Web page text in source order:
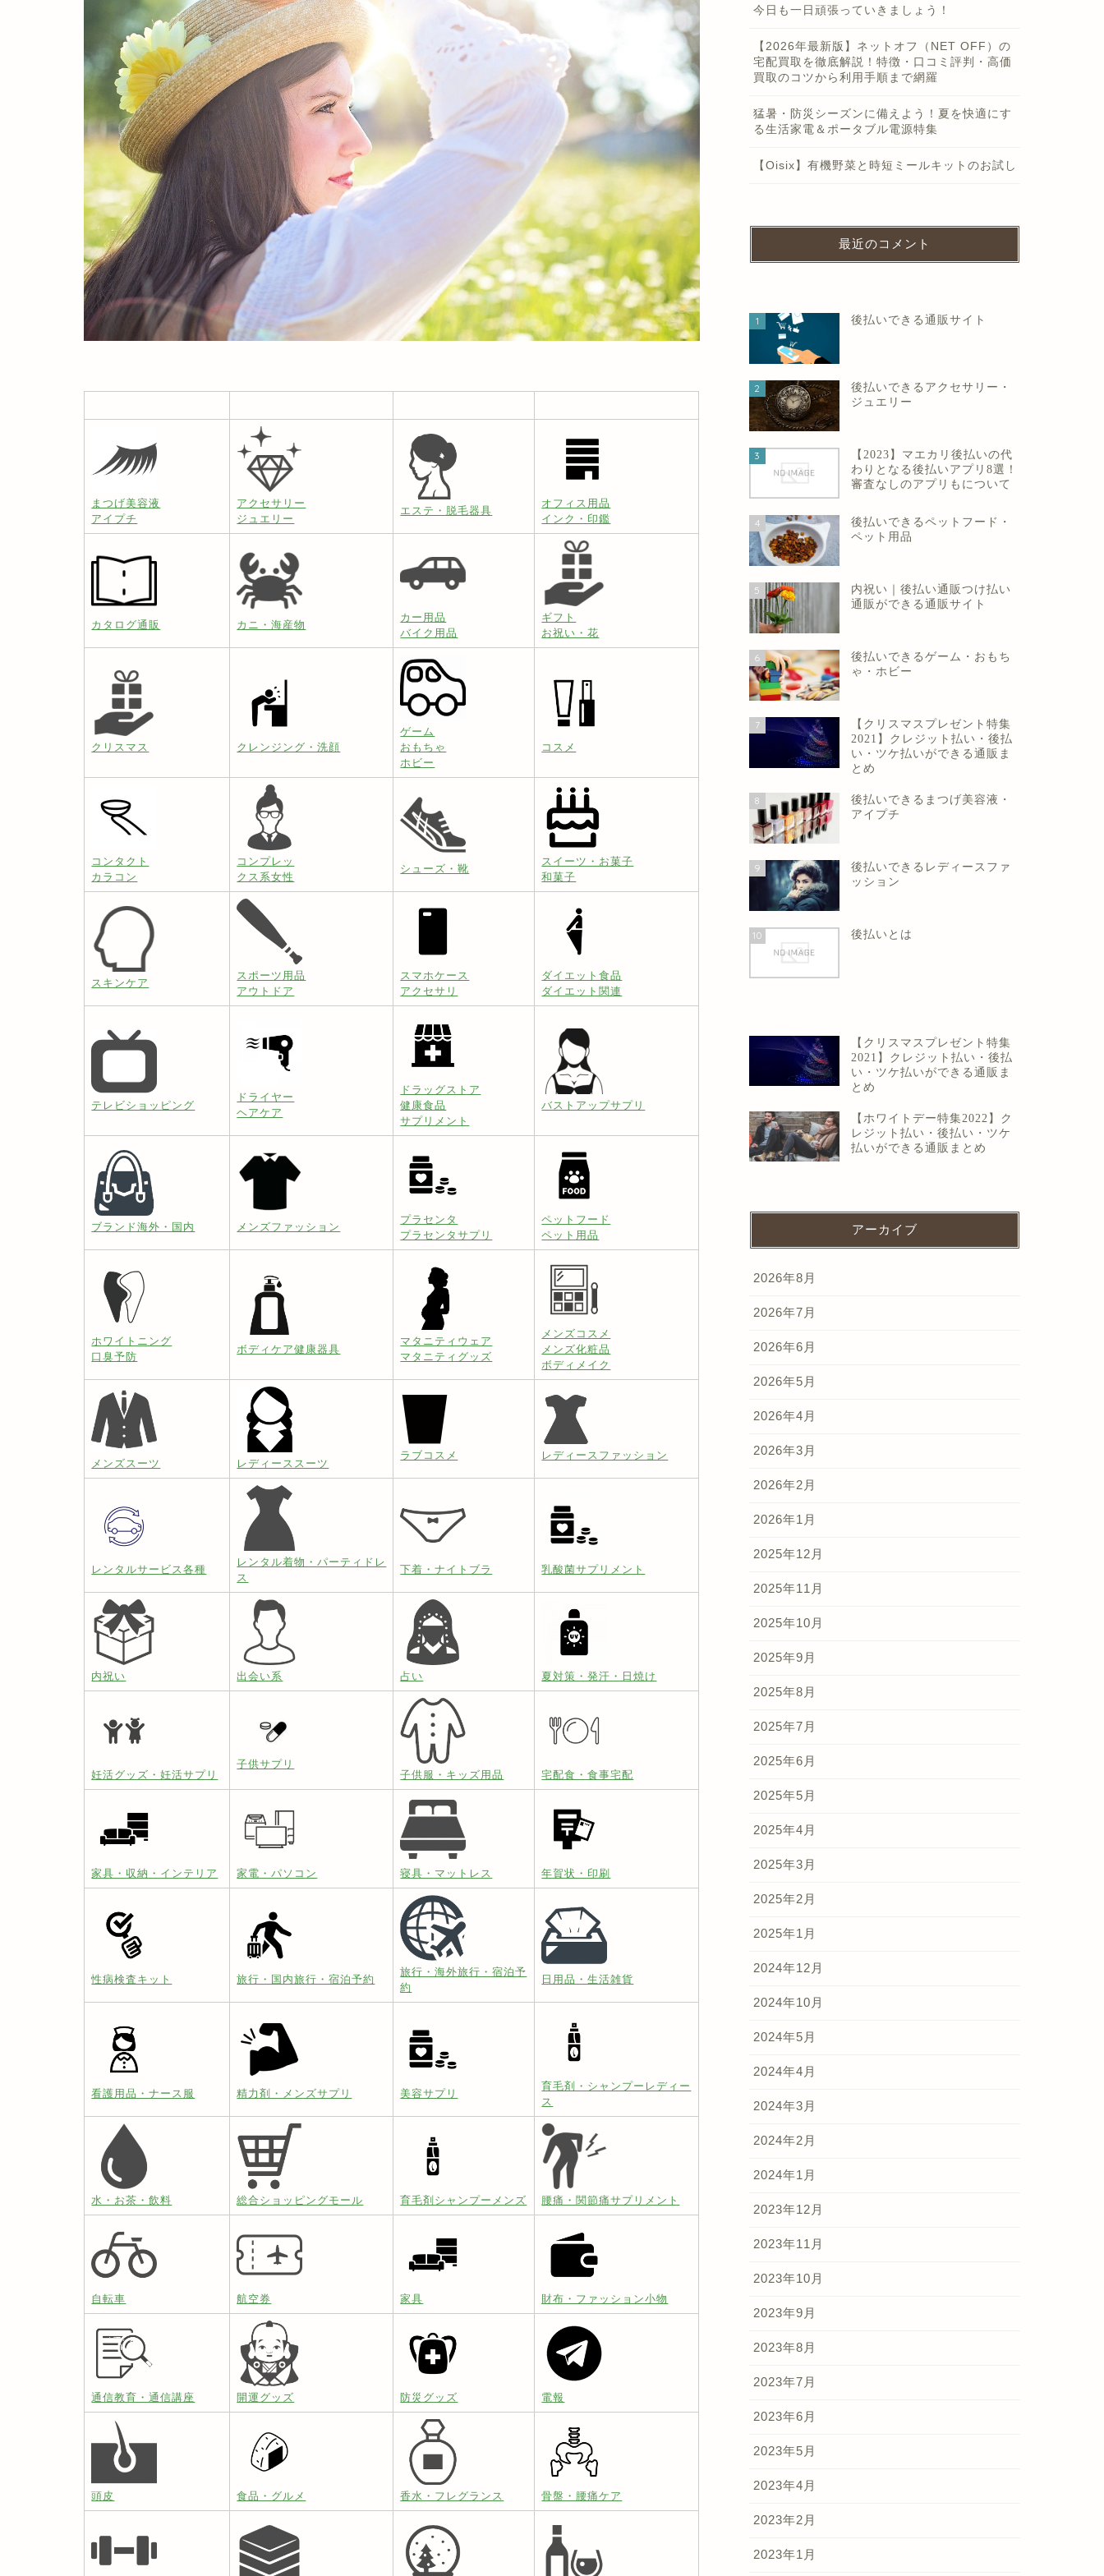
まつげ美容液
アイプチ
アクセサリー
ジュエリー
エステ・脱毛器具
オフィス用品
インク・印鑑
カタログ通販 カニ・海産物
カー用品
バイク用品
ギフト
お祝い・花
クリスマス クレンジング・洗顔
ゲーム
おもちゃ
ホビー
コスメ
コンタクト
カラコン
コンプレッ
クス系女性
シューズ・靴
スイーツ・お菓子
和菓子
スキンケア
スポーツ用品
アウトドア
スマホケース
アクセサリ
ダイエット食品
ダイエット関連
テレビショッピング
ドライヤー
ヘアケア
ドラッグストア
健康食品
サプリメント
バストアップサプリ
ブランド海外・国内 メンズファッション
プラセンタ
プラセンタサプリ
ペットフード
ペット用品
ホワイトニング
口臭予防
ボディケア健康器具
マタニティウェア
マタニティグッズ
メンズコスメ
メンズ化粧品
ボディメイク
メンズスーツ レディーススーツ
ラブコスメ レディースファッション
レンタルサービス各種
レンタル着物・パーティドレ
ス
下着・ナイトブラ 乳酸菌サプリメント
内祝い 出会い系 占い 夏対策・発汗・日焼け
妊活グッズ・妊活サプリ
子供サプリ
子供服・キッズ用品
宅配食・食事宅配
家具・収納・インテリア 家電・パソコン 寝具・マットレス 年賀状・印刷
性病検査キット 旅行・国内旅行・宿泊予約
旅行・海外旅行・宿泊予
約
日用品・生活雑貨
看護用品・ナース服 精力剤・メンズサプリ 美容サプリ
育毛剤・シャンプーレディー
ス
水・お茶・飲料 総合ショッピングモール 育毛剤シャンプーメンズ 腰痛・関節痛サプリメント
自転車 航空券 家具 財布・ファッション小物
通信教育・通信講座 開運グッズ 防災グッズ 電報
頭皮 食品・グルメ 香水・フレグランス 骨盤・腰痛ケア
今日も一日頑張っていきましょう！
【2026年最新版】ネットオフ（NET OFF）の
宅配買取を徹底解説！特徴・口コミ評判・高価
買取のコツから利用手順まで網羅
猛暑・防災シーズンに備えよう！夏を快適にす
る生活家電＆ポータブル電源特集
【Oisix】有機野菜と時短ミールキットのお試し
最近のコメント
1 後払いできる通販サイト
2
後払いできるアクセサリー・
ジュエリー
3
【2023】マエカリ後払いの代
わりとなる後払いアプリ8選！
審査なしのアプリもについて
4
後払いできるペットフード・
ペット用品
5
内祝い｜後払い通販つけ払い
通販ができる通販サイト
6
後払いできるゲーム・おもち
ゃ・ホビー
7
【クリスマスプレゼント特集
2021】クレジット払い・後払
い・ツケ払いができる通販ま
とめ
8
後払いできるまつげ美容液・
アイプチ
9
後払いできるレディースファ
ッション
10 後払いとは
【クリスマスプレゼント特集
2021】クレジット払い・後払
い・ツケ払いができる通販ま
とめ
【ホワイトデー特集2022】ク
レジット払い・後払い・ツケ
払いができる通販まとめ
アーカイブ
2026年8月
2026年7月
2026年6月
2026年5月
2026年4月
2026年3月
2026年2月
2026年1月
2025年12月
2025年11月
2025年10月
2025年9月
2025年8月
2025年7月
2025年6月
2025年5月
2025年4月
2025年3月
2025年2月
2025年1月
2024年12月
2024年10月
2024年5月
2024年4月
2024年3月
2024年2月
2024年1月
2023年12月
2023年11月
2023年10月
2023年9月
2023年8月
2023年7月
2023年6月
2023年5月
2023年4月
2023年2月
2023年1月